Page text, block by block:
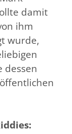
damit
ihm
wurde,
dessen